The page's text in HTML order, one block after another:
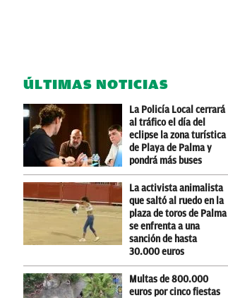
ÚLTIMAS NOTICIAS
La Policía Local cerrará
al tráfico el día del
eclipse la zona turística
de Playa de Palma y
pondrá más buses
La activista animalista
que saltó al ruedo en la
plaza de toros de Palma
se enfrenta a una
sanción de hasta
30.000 euros
Multas de 800.000
euros por cinco fiestas